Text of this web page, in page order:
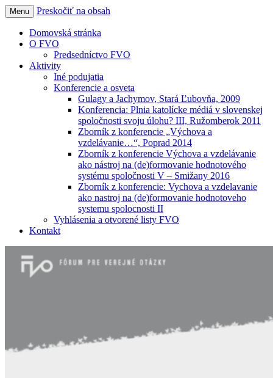
Forum pre verejne otazky
Menu Preskočiť na obsah
Domovská stránka
O FVO
Predsedníctvo FVO
Aktivity
Iné podujatia
Konferencie a osveta
Gulagy a Jachymov, Stará Ľubovňa, 2009
Konferencia: Plnia katolícke médiá v slovenskej
spoločnosti svoju úlohu? III, Ružomberok 2011
Zborník z konferencie „Výchova a
vzdelávanie…“, Poprad 2014
Zborník z konferencie Výchova a vzdelávanie
ako nástroj na (de)formovanie hodnotového
systému spoločnosti V – Smižany 2016
Zborník z konferencie: Vychova a vzdelavanie
ako nastroj na (de)formovanie hodnotoveho
systemu spolocnosti II
Vyhlásenia a otvorené listy FVO
Kontakt